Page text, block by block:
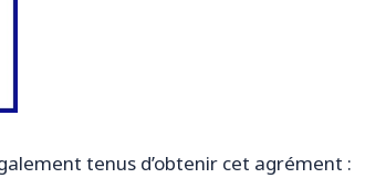
tenus d’obtenir cet agrément :